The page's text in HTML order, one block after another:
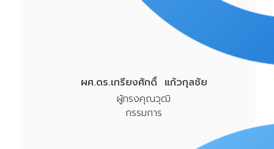
ผศ.ดร.เกรียงศักดิ์ แก้วกุลชัย
ผู้ทรงคุณวุฒิ
กรรมการ